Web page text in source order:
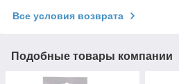
Все условия возврата
Подобные товары компании